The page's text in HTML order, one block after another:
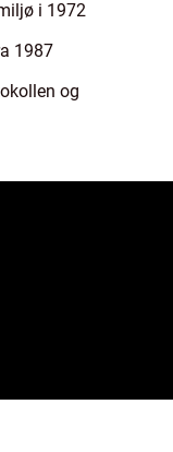
i 1972
1987
og